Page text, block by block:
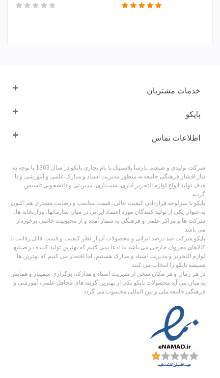
خدمات مشتریان
پاپکو
اطلاعات تماس
شرکت تولیدی و صنعتی پارسا پلاستیک با نام تجاری پاپکو در سال 1363 با توجه به
نیاز اقشار فرهنگی جامعه به منظور مدیریت اسناد و مدارک علمی و آموزشی و با
هدف تولید انواع لوازم التحریر اداری، سمیناری، مدیریتی و دانشجویی تاسیس
گردید
پاپکو با سرلوحه قراردادن کیفیت عالی، قیمت مناسب و رضایت مشتری هم اکنون
به عنوان یکی از تولید کنندگان مورد اعتماد ایرانی در میان سازمانها، وزارتخانه ها،
شرکت ها و مراکز علمی و فرهنگی به شمار آمده و از محبوبیت خاصی برخوردار
می باشد
پاپکو شرکت صد درصد ایرانی و محصولات آن از نظر کیفیت و قیمت قابل رقابت با
کالاهای معروف خارجی می باشد.ما ادعا نمی کنیم که بهترین تولید کننده در صنایع
لوازم التحریر و مدیریت اسناد و مدارک هستیم، اما افتخار می کنیم که بهترین ها
همیشه پاپکو را انتخاب می کنند
در هر زمان و هر مکان سخن از مدیریت اسناد و مدارک، برگزاری سمینار و همایش
به میان می آید محصولات پاپکو یکی از بهترین گزینه های محافل علمی، آموزشی و
فرهنگی جامعه ملی و بین المللی محسوب می گردد